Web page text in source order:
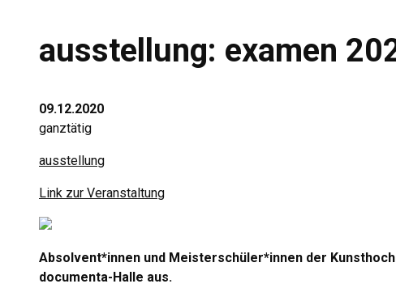
ausstellung: examen
09.12.2020
ganztätig
ausstellung
Link zur Veranstaltung
Absolvent*innen und Meisterschüler*innen der
documenta-Halle aus.